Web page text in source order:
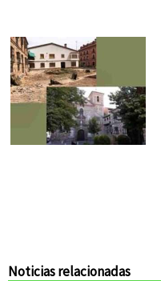
Noticias relacionadas